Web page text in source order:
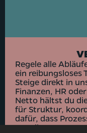
Regele alle
ein reibungsloses
Steige direkt in
Finanzen, HR
Netto hältst du
für Struktur,
dafür, dass
es soll.